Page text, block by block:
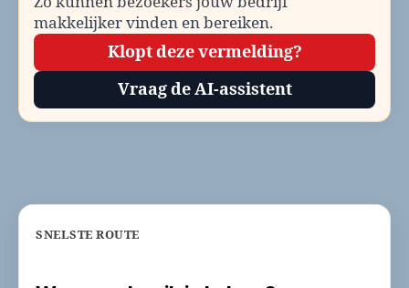
makkelijker vinden en bereiken.
Klopt deze vermelding?
Vraag de AI-assistent
SNELSTE ROUTE